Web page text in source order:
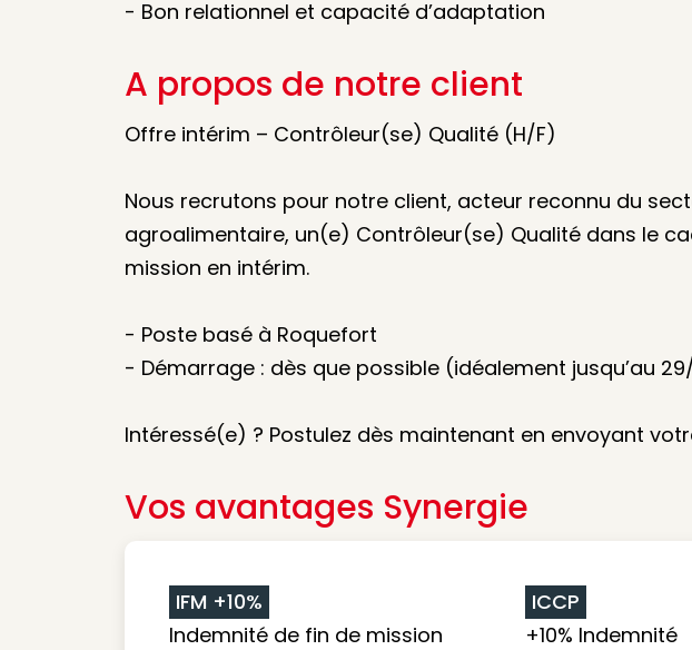
- Bon relationnel et capacité d’adaptation
A propos de notre client
Offre intérim – Contrôleur(se) Qualité (H/F)
Nous recrutons pour notre client, acteur reconnu du
agroalimentaire, un(e) Contrôleur(se) Qualité dans le
mission en intérim.
- Poste basé à Roquefort
- Démarrage : dès que possible (idéalement jusqu’au
Intéressé(e) ? Postulez dès maintenant en envoyant
Vos avantages Synergie
IFM +10%
Indemnité de fin de mission
ICCP
+10% Indemnité